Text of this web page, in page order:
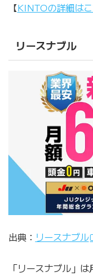
【KINTOの詳細は
リースナブル
出典： リースナブル
「リースナブル」